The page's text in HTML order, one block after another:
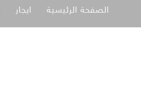
الصفحة الرئيسية ايجار